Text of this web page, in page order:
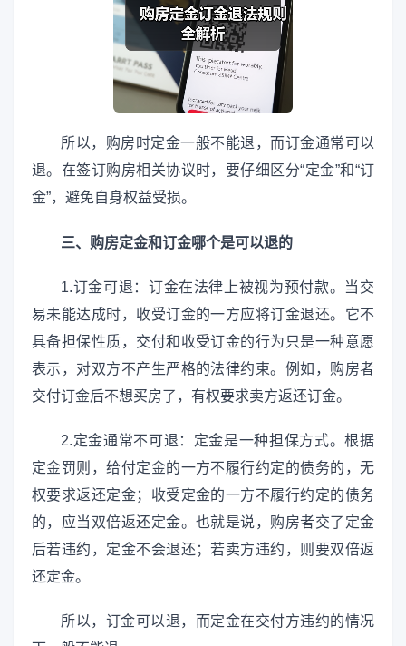
所以，购房时定金一般不能退，而订金通常可以
退。在签订购房相关协议时，要仔细区分“定金”和“订
金”，避免自身权益受损。
三、购房定金和订金哪个是可以退的
1.订金可退：订金在法律上被视为预付款。当交
易未能达成时，收受订金的一方应将订金退还。它不
具备担保性质，交付和收受订金的行为只是一种意愿
表示，对双方不产生严格的法律约束。例如，购房者
交付订金后不想买房了，有权要求卖方返还订金。
2.定金通常不可退：定金是一种担保方式。根据
定金罚则，给付定金的一方不履行约定的债务的，无
权要求返还定金；收受定金的一方不履行约定的债务
的，应当双倍返还定金。也就是说，购房者交了定金
后若违约，定金不会退还；若卖方违约，则要双倍返
还定金。
所以，订金可以退，而定金在交付方违约的情况